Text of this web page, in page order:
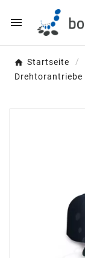

Startseite
Drehtorantriebe